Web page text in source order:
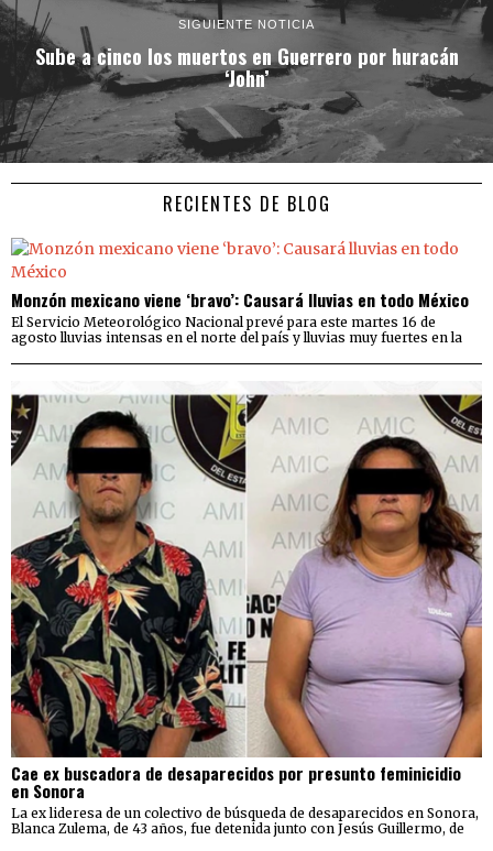
SIGUIENTE NOTICIA
Sube a cinco los muertos en Guerrero por huracán
‘John’
RECIENTES DE BLOG
Monzón mexicano viene ‘bravo’: Causará lluvias en todo México
El Servicio Meteorológico Nacional prevé para este martes 16 de
agosto lluvias intensas en el norte del país y lluvias muy fuertes en la
Cae ex buscadora de desaparecidos por presunto feminicidio
en Sonora
La ex lideresa de un colectivo de búsqueda de desaparecidos en Sonora,
Blanca Zulema, de 43 años, fue detenida junto con Jesús Guillermo, de